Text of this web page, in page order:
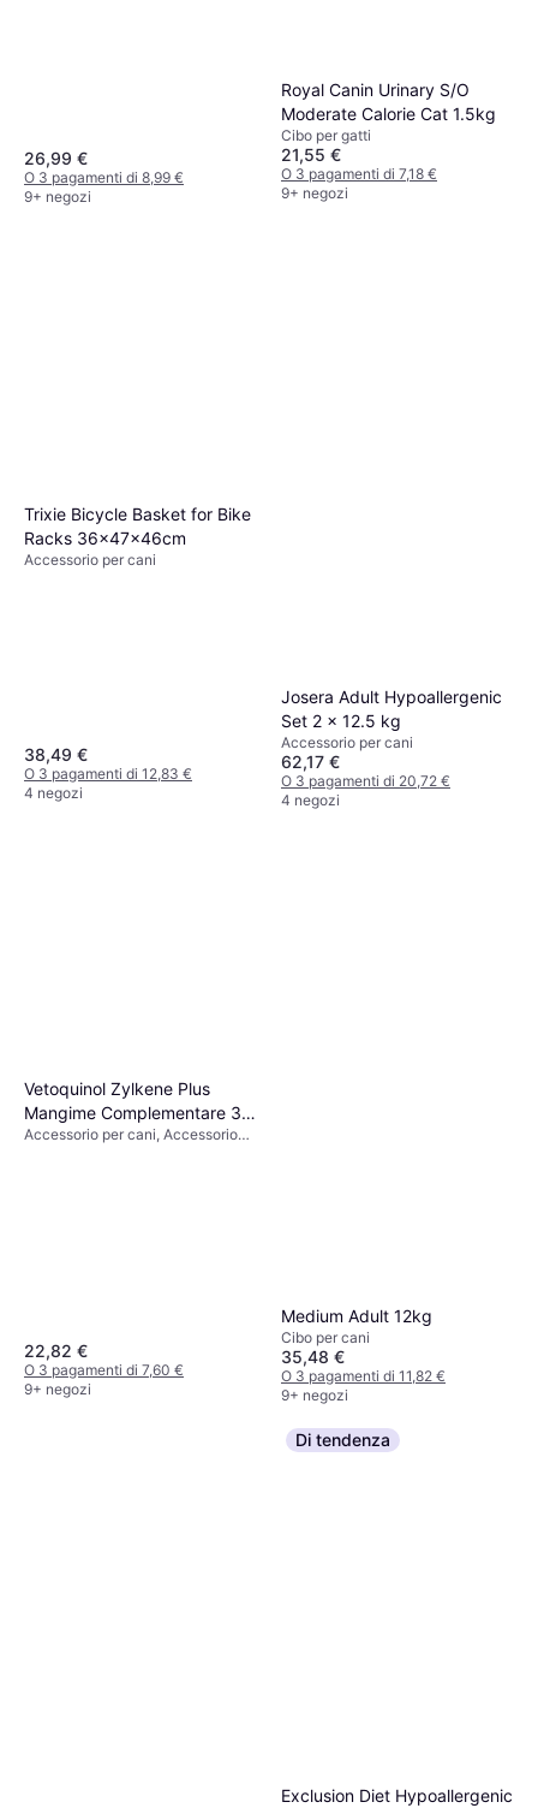
26,99 €
O 3 pagamenti di 8,99 €
9+ negozi
Royal Canin Urinary S/O
Moderate Calorie Cat 1.5kg
Cibo per gatti
21,55 €
O 3 pagamenti di 7,18 €
9+ negozi
Trixie Bicycle Basket for Bike
Racks 36x47x46cm
Accessorio per cani
38,49 €
O 3 pagamenti di 12,83 €
4 negozi
Josera Adult Hypoallergenic
Set 2 x 12.5 kg
Accessorio per cani
62,17 €
O 3 pagamenti di 20,72 €
4 negozi
Vetoquinol Zylkene Plus
Mangime Complementare 30
Capsule Da 75 mg
Accessorio per cani, Accessorio
22,82 €
O 3 pagamenti di 7,60 €
9+ negozi
Medium Adult 12kg
Cibo per cani
35,48 €
O 3 pagamenti di 11,82 €
9+ negozi
Di tendenza
Exclusion Diet Hypoallergenic